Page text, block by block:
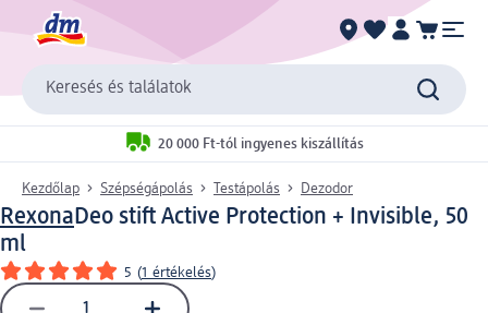
Keresés és találatok
20 000 Ft-tól ingyenes kiszállítás
Kezdőlap Szépségápolás Testápolás Dezodor
RexonaDeo stift Active Protection + Invisible, 50
ml
5 (1 értékelés)